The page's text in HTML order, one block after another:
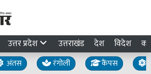
उत्तर प्रदेश उत्तराखंड देश विदेश
अंतस रंगोली कैंपस